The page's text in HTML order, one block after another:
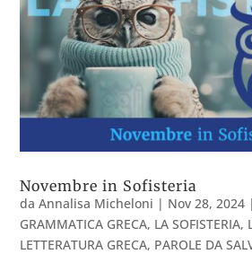
Novembre in Sofisteria
daAnnalisa Micheloni | Nov 28, 2024
GRAMMATICA GRECA, LA SOFISTERIA,
LETTERATURA GRECA, PAROLE DA